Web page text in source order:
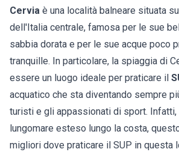
Cervia è una località balneare situata
dell'Italia centrale, famosa per le sue
sabbia dorata e per le sue acque poco
tranquille. In particolare, la spiaggia di
essere un luogo ideale per praticare il
acquatico che sta diventando sempre
turisti e gli appassionati di sport. Infatti,
lungomare esteso lungo la costa,
migliori dove praticare il SUP in questa